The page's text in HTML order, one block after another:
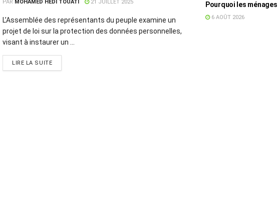
PAR MOHAMED HEDI TOUATI 21 JUILLET 2025
L’Assemblée des représentants du peuple examine un
projet de loi sur la protection des données personnelles,
visant à instaurer un ...
LIRE LA SUITE
Pourquoi les ménages
ressentent pas
6 AOÛT 2026